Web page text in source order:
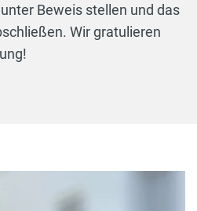
Beweis stellen und das
Wir gratulieren